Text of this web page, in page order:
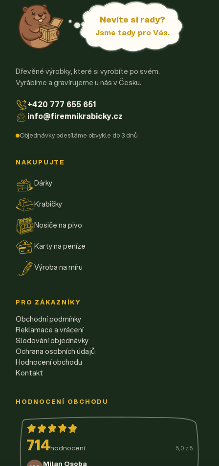
Nevíte si rady?
Jsme tady pro Vás.
Dřevěné výrobky, které si vyrobíte po svém.
Vyrábíme a gravírujeme u nás v Česku.
+420 777 655 651
info@firemnikrabicky.cz
Objednávky odesíláme obvykle do 3 dnů
NAKUPUJTE
Dárky
Krabičky
Nosiče na pivo
Karty na peníze
Výroba na míru
PRO ZÁKAZNÍKY
Obchodní podmínky
Reklamace a vrácení
Sledování objednávky
Ochrana osobních údajů
Hodnocení obchodu
Kontakt
HODNOCENÍ OBCHODU
714hodnocení 5,0 z 5
Milan Osoba